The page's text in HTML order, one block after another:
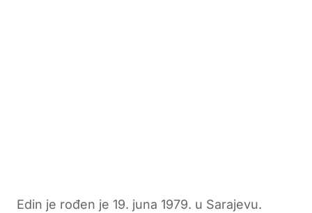
Edin je rođen je 19. juna 1979. u Sarajevu.